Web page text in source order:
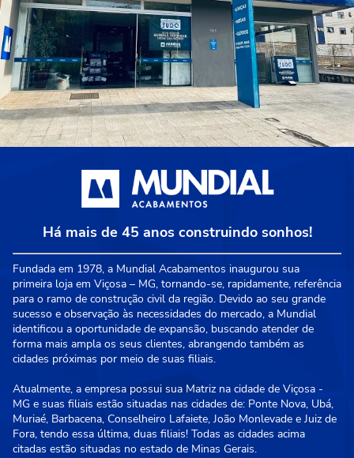
Há mais de 45 anos construindo sonhos!
Fundada em 1978, a Mundial Acabamentos inaugurou sua
primeira loja em Viçosa – MG, tornando-se, rapidamente, referência
para o ramo de construção civil da região. Devido ao seu grande
sucesso e observação às necessidades do mercado, a Mundial
identificou a oportunidade de expansão, buscando atender de
forma mais ampla os seus clientes, abrangendo também as
cidades próximas por meio de suas filiais.
Atualmente, a empresa possui sua Matriz na cidade de Viçosa -
MG e suas filiais estão situadas nas cidades de: Ponte Nova, Ubá,
Muriaé, Barbacena, Conselheiro Lafaiete, João Monlevade e Juiz de
Fora, tendo essa última, duas filiais! Todas as cidades acima
citadas estão situadas no estado de Minas Gerais.